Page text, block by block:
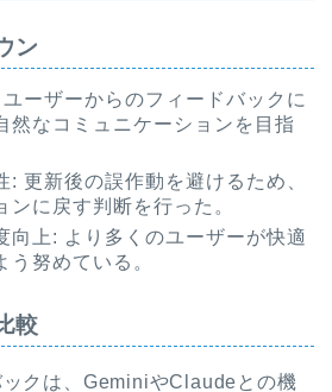
ン
ユーザーからのフィードバックに
然なコミュニケーションを目指
: 更新後の誤作動を避けるため、
ンに戻す判断を行った。
向上: より多くのユーザーが快適
う努めている。
較
クは、GeminiやClaudeとの機